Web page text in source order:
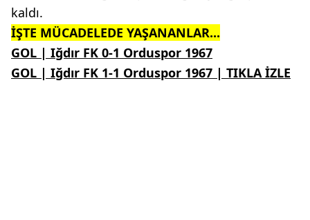
kaldı.
İŞTE MÜCADELEDE YAŞANANLAR...
GOL | Iğdır FK 0-1 Orduspor 1967
GOL | Iğdır FK 1-1 Orduspor 1967 | TIKLA İZLE